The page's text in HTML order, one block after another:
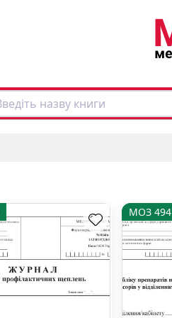
МОЗ 494